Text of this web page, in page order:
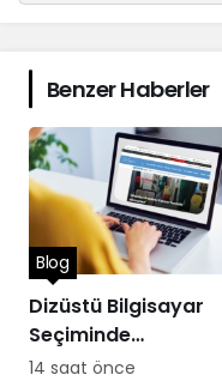
Benzer Haberler
Dizüstü Bilgisayar
Seçiminde
Performans
Blog
14 saat önce